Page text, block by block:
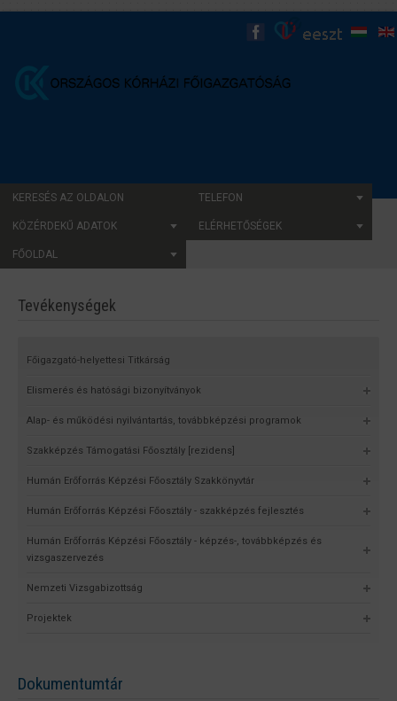
KERESÉS AZ OLDALON TELEFON
KÖZÉRDEKŰ ADATOK ELÉRHETŐSÉGEK
FŐOLDAL
Tevékenységek
Főigazgató-helyettesi Titkárság
Elismerés és hatósági bizonyítványok
Alap- és működési nyilvántartás, továbbképzési programok
Szakképzés Támogatási Főosztály [rezidens]
Humán Erőforrás Képzési Főosztály Szakkönyvtár
Humán Erőforrás Képzési Főosztály - szakképzés fejlesztés
Humán Erőforrás Képzési Főosztály - képzés-, továbbképzés és
vizsgaszervezés
Nemzeti Vizsgabizottság
Projektek
Dokumentumtár